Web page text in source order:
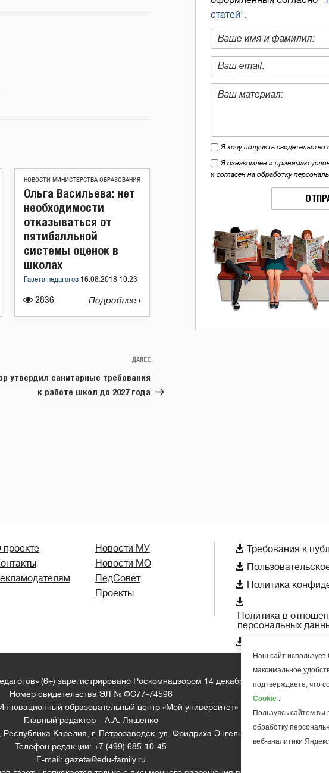
НОВОСТИ МИНИСТЕРСТВА ОБРАЗОВАНИЯ
2836
Ольга Васильева: нет
необходимости
отказываться от
пятибалльной
системы оценок в
школах
Газета педагогов 16.08.2018 10:23
Подробнее
Следующая
ДАЛЕЕ
утвердил санитарные требования
к работе школ до 2027 года
статей".
Я хочу получить свидетельство
Я ознакомлен и принимаю
и согласен на обработку
проекте
Новости МУ
Новости МО
ПедСовет
Проекты
 Требования к

 Политика

Политика в
персональных

(6+) зарегистрировано Роскомнадзором 14 декабря 2018 года
Номер свидетельства ЭЛ № ФС77-74596
образовательный центр «Мой университет»
Главный редактор – А.А. Ляшенко
Карелия, г. Петрозаводск, ул. Фридриха Энгельса д.10, офис 211
Телефон редакции: +7 (499) 685-10-45
E-mail: gazeta@edu-family.ru
Наш сайт использует
максимальное
подтверждаете, что
Cookie .
Пользуясь сайтом вы
обработку
веб-аналитики